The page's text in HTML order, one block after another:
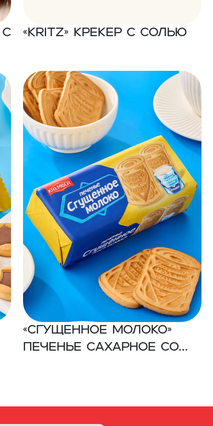
«Kritz» Крекер с солью
«Сгущенное молоко»
Печенье сахарное со